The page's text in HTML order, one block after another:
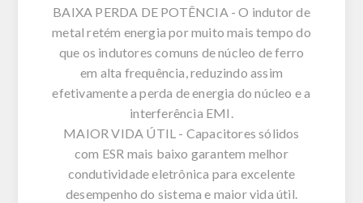
BAIXA PERDA DE POTÊNCIA - O indutor de
metal retém energia por muito mais tempo do
que os indutores comuns de núcleo de ferro
em alta frequência, reduzindo assim
efetivamente a perda de energia do núcleo e a
interferência EMI.
MAIOR VIDA ÚTIL - Capacitores sólidos
com ESR mais baixo garantem melhor
condutividade eletrônica para excelente
desempenho do sistema e maior vida útil.